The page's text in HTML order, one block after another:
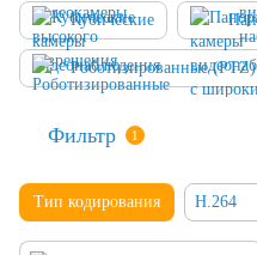
Кубические
Роботизированные (PTZ)
Фильтр 1
Тип кодирования H.264